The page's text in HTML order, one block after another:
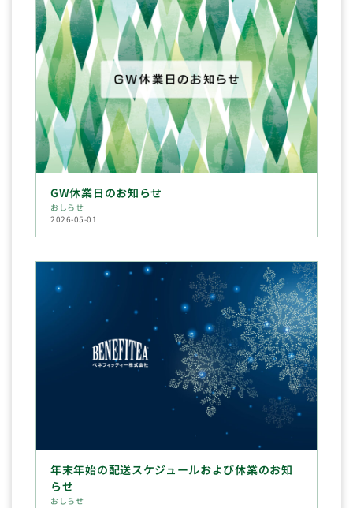
GW休業日のお知らせ
おしらせ
2026-05-01
年末年始の配送スケジュールおよび休業のお知
らせ
おしらせ